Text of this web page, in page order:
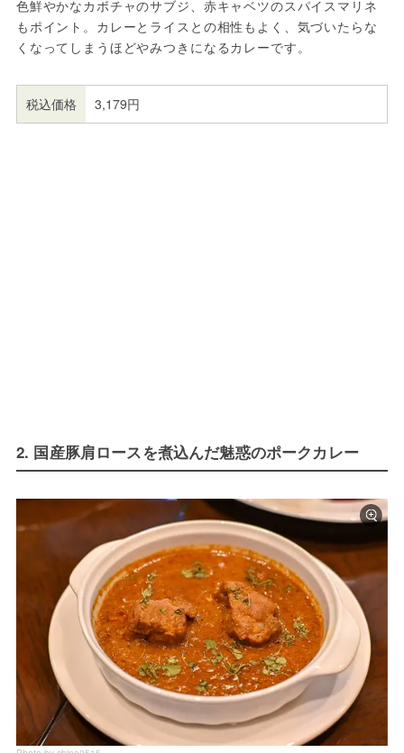
色鮮やかなカボチャのサブジ、赤キャベツのスパイスマリネ
もポイント。カレーとライスとの相性もよく、気づいたらな
くなってしまうほどやみつきになるカレーです。
税込価格 3,179円
2. 国産豚肩ロースを煮込んだ魅惑のポークカレー